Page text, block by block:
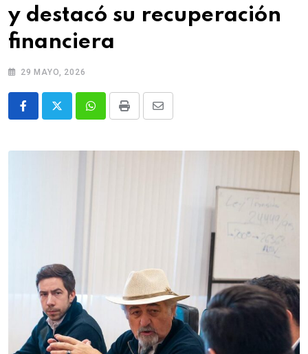
y destacó su recuperación
financiera
29 MAYO, 2026
WhatsappPrint
Share
Email